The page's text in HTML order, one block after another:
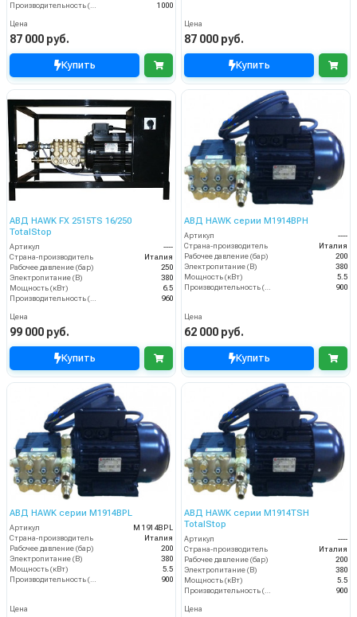
1000
Цена
87 000 руб.
Купить
Цена
87 000 руб.
Купить
АВД HAWK FX 2515TS 16/250
TotalStop
Артикул
----
Страна-производитель
Италия
Рабочее давление (бар)
250
Электропитание (В)
380
Мощность (кВт)
6.5
960
Цена
99 000 руб.
Купить
АВД HAWK серии М1914BPH
Артикул
----
Страна-производитель
Италия
Рабочее давление (бар)
200
Электропитание (В)
380
Мощность (кВт)
5.5
900
Цена
62 000 руб.
Купить
АВД HAWK серии М1914BPL
Артикул
M 1914BPL
Страна-производитель
Италия
Рабочее давление (бар)
200
Электропитание (В)
380
Мощность (кВт)
5.5
Производительность (л/ч)
900
Цена
АВД HAWK серии M1914TSH
TotalStop
Артикул
----
Страна-производитель
Италия
Рабочее давление (бар)
200
Электропитание (В)
380
Мощность (кВт)
5.5
Производительность (л/ч)
900
Цена